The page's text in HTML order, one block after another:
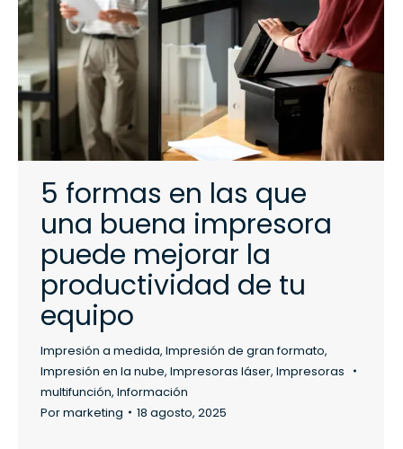
5 formas en las que
una buena impresora
puede mejorar la
productividad de tu
equipo
Impresión a medida, Impresión de gran formato,
Impresión en la nube, Impresoras láser, Impresoras
multifunción, Información
Pormarketing 18 agosto, 2025